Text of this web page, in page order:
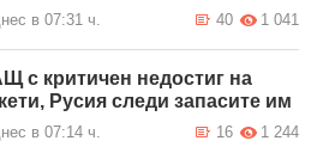
в 07:31 ч. 1 041
40
с критичен недостиг на
Русия следи запасите им
в 07:14 ч. 1 244
16